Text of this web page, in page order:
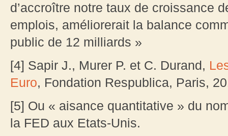
d’accroître notre taux de croissance
emplois, améliorerait la balance
public de 12 milliards »
[4] Sapir J., Murer P. et C. Durand,
Euro, Fondation Respublica, Paris,
[5] Ou « aisance quantitative » du
la FED aux Etats-Unis.